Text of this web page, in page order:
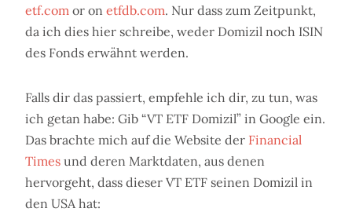
etf.com or on etfdb.com. Nur dass zum Zeitpunkt,
da ich dies hier schreibe, weder Domizil noch ISIN
des Fonds erwähnt werden.
Falls dir das passiert, empfehle ich dir, zu tun, was
ich getan habe: Gib “VT ETF Domizil” in Google ein.
Das brachte mich auf die Website der Financial
Times und deren Marktdaten, aus denen
hervorgeht, dass dieser VT ETF seinen Domizil in
den USA hat: